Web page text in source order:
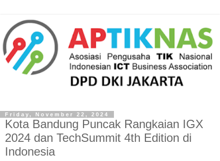
Friday, November 22, 2024
Kota Bandung Puncak Rangkaian IGX
2024 dan TechSummit 4th Edition di
Indonesia